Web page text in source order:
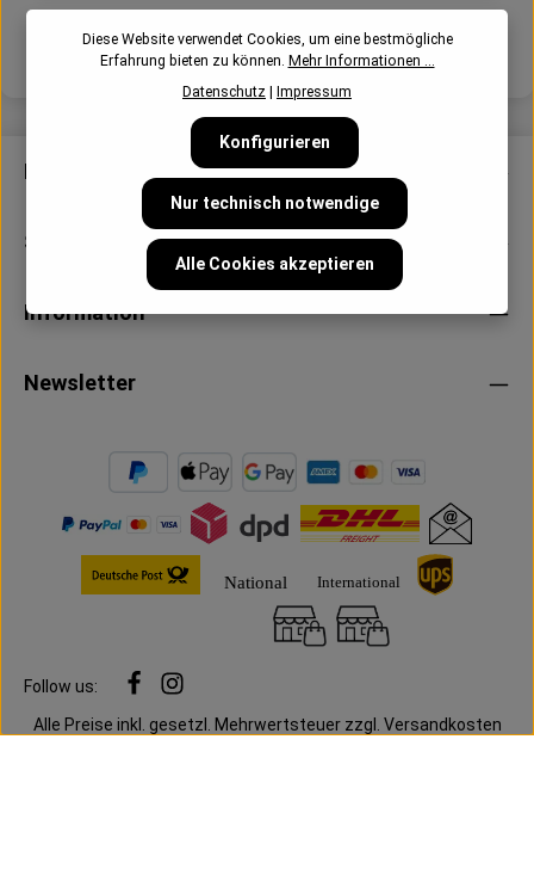
Seite
1
Seite
2
Kontakt
Service
Information
Newsletter
Follow us:
Alle Preise inkl. gesetzl. Mehrwertsteuer zzgl. Versandkosten
Diese Website verwendet Cookies, um eine bestmögliche
Erfahrung bieten zu können. Mehr Informationen ...
Datenschutz
Impressum
Nur technisch notwendige
Konfigurieren
Alle Cookies akzeptieren